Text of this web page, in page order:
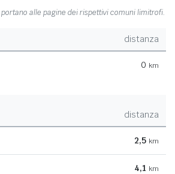
alle pagine dei rispettivi comuni limitrofi.
distanza
0 km
distanza
2,5 km
4,1 km